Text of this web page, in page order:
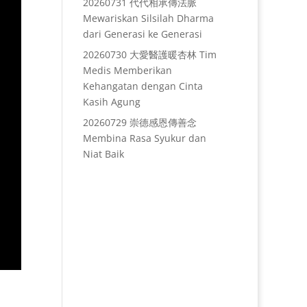
Mewariskan Silsilah Dharma
dari Generasi ke Generasi
20260730 大愛醫護暖杏林 Tim
Medis Memberikan
Kehangatan dengan Cinta
Kasih Agung
20260729 崇德感恩傳善念
Membina Rasa Syukur dan
Niat Baik